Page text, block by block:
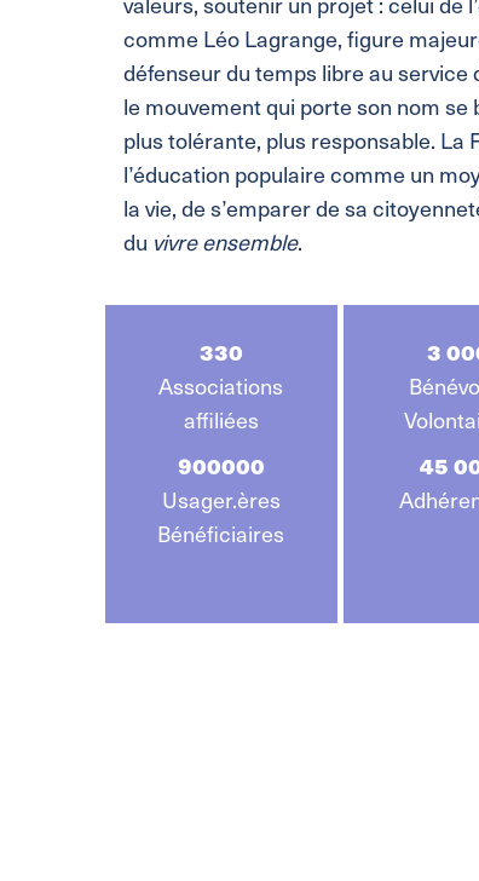
comme Léo Lagrange, figure
défenseur du temps libre au
le mouvement qui porte son nom
plus tolérante, plus responsable.
l’éducation populaire comme un
la vie, de s’emparer de sa
du vivre ensemble.
330
Associations
affiliées
900000
Usager.ères
Bénéficiaires
3
45